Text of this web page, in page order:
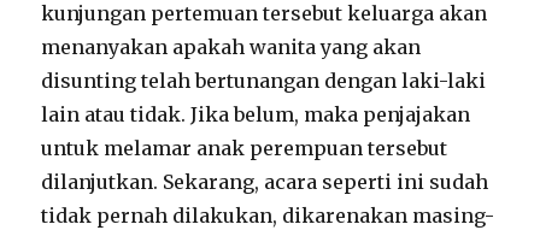
kunjungan pertemuan tersebut keluarga akan
menanyakan apakah wanita yang akan
disunting telah bertunangan dengan laki-laki
lain atau tidak. Jika belum, maka penjajakan
untuk melamar anak perempuan tersebut
dilanjutkan. Sekarang, acara seperti ini sudah
tidak pernah dilakukan, dikarenakan masing-